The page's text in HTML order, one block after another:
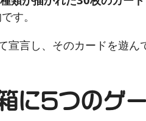
す。
言し、そのカードを遊
に5つのゲ